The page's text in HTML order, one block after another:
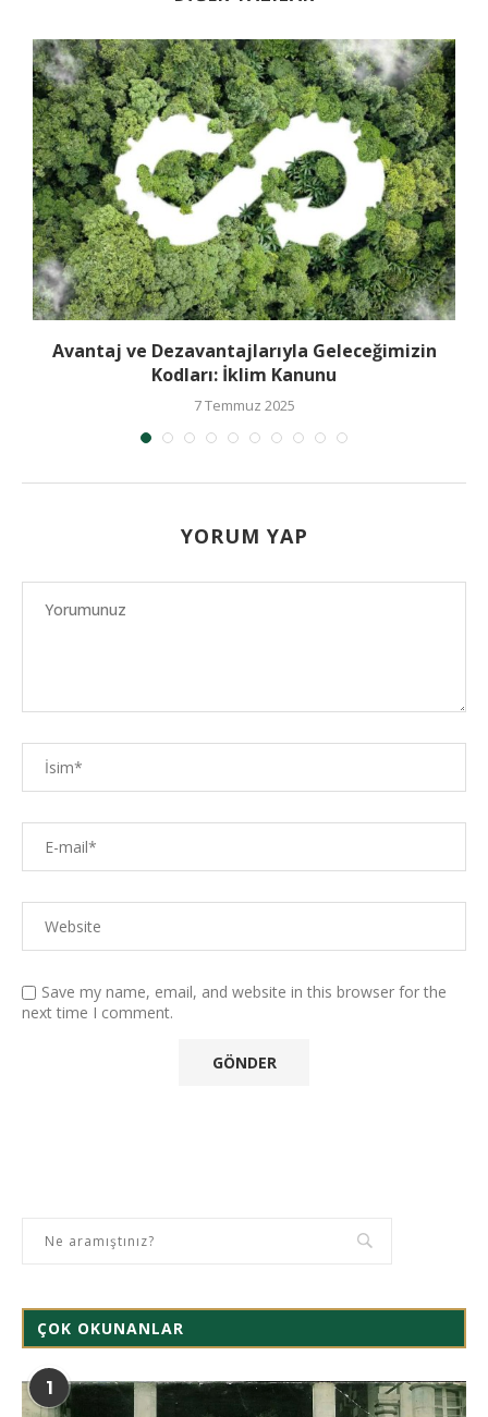
Avantaj ve Dezavantajlarıyla Geleceğimizin
Kodları: İklim Kanunu
7 Temmuz 2025
YORUM YAP
Save my name, email, and website in this browser for the
next time I comment.
ÇOK OKUNANLAR
1